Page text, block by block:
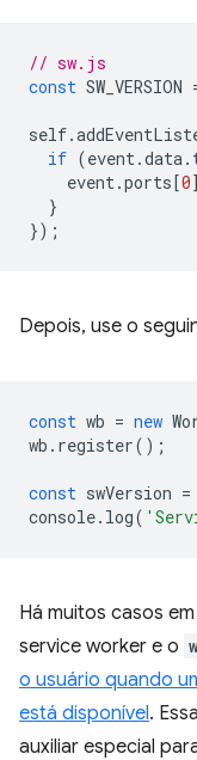
// sw.js
const SW_VERSION
self.
if (event.data.
event.ports[0
}
});
Depois, use o
const wb = new
wb . register();
const swVersion =
console. log(
Há muitos casos
service worker e o
o usuário quando
está disponível.
auxiliar especial